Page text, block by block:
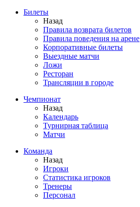
Билеты
Назад
Правила возврата билетов
Правила поведения на арене
Корпоративные билеты
Выездные матчи
Ложи
Ресторан
Трансляции в городе
Чемпионат
Назад
Календарь
Турнирная таблица
Матчи
Команда
Назад
Игроки
Статистика игроков
Тренеры
Персонал